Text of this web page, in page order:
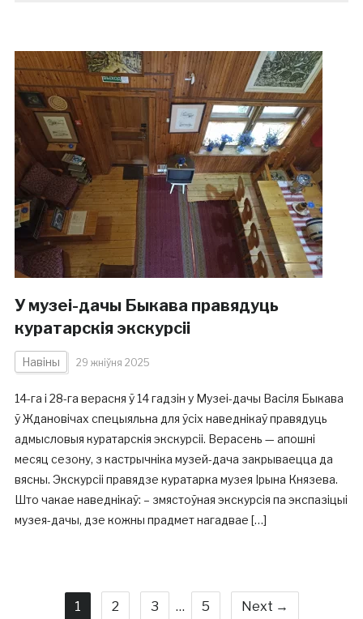
У музеі-дачы Быкава правядуць
куратарскія экскурсіі
Навіны 29 жніўня 2025
14-га і 28-га верасня ў 14 гадзін у Музеі-дачы Васіля Быкава
ў Ждановічах спецыяльна для ўсіх наведнікаў правядуць
адмысловыя куратарскія экскурсіі. Верасень — апошні
месяц сезону, з кастрычніка музей-дача закрываецца да
вясны. Экскурсіі правядзе куратарка музея Ірына Князева.
Што чакае наведнікаў: – змястоўная экскурсія па экспазіцыі
музея-дачы, дзе кожны прадмет нагадвае […]
1 2 3 … 5 Next →